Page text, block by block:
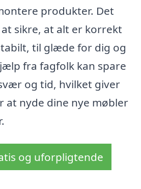
produkter. Det
sikre, at alt er korrekt
til glæde for dig og
fra fagfolk kan spare
og tid, hvilket giver
at nyde dine nye møbler
og uforpligtende